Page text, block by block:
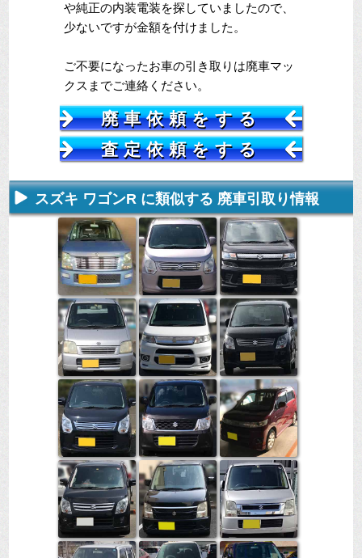
や純正の内装電装を探していましたので、
少ないですが金額を付けました。
ご不要になったお車の引き取りは廃車マッ
クスまでご連絡ください。
廃車依頼をする
査定依頼をする
スズキ ワゴンR に類似する 廃車引取り情報